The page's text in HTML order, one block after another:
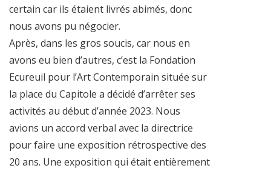
certain car ils étaient livrés abimés, donc
nous avons pu négocier.
Après, dans les gros soucis, car nous en
avons eu bien d’autres, c’est la Fondation
Ecureuil pour l’Art Contemporain située sur
la place du Capitole a décidé d’arrêter ses
activités au début d’année 2023. Nous
avions un accord verbal avec la directrice
pour faire une exposition rétrospective des
20 ans. Une exposition qui était entièrement